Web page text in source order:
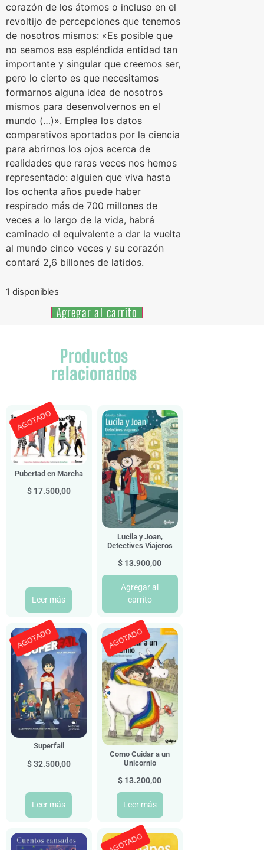
corazón de los átomos o incluso en el
revoltijo de percepciones que tenemos
de nosotros mismos: «Es posible que
no seamos esa espléndida entidad tan
importante y singular que creemos ser,
pero lo cierto es que necesitamos
formarnos alguna idea de nosotros
mismos para desenvolvernos en el
mundo (…)». Emplea los datos
comparativos aportados por la ciencia
para abrirnos los ojos acerca de
realidades que raras veces nos hemos
representado: alguien que viva hasta
los ochenta años puede haber
respirado más de 700 millones de
veces a lo largo de la vida, habrá
caminado el equivalente a dar la vuelta
al mundo cinco veces y su corazón
contará 2,6 billones de latidos.
1 disponibles
Agregar al carrito
Productos
relacionados
AGOTADO
Pubertad en Marcha
$17.500,00
Leer más
Lucila y Joan,
Detectives Viajeros
$ 13.900,00
Agregar al
carrito
AGOTADO
Superfail
$32.500,00
Leer más
AGOTADO
Como Cuidar a un
Unicornio
$ 13.200,00
Leer más
AGOTADO